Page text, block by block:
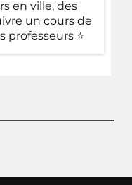
en ville, des
un cours de
professeurs ⭐️